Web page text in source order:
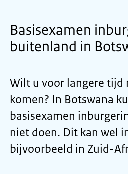
Basisexamen
buitenland in
Wilt u voor langere tijd
komen? In Botswana
basisexamen
niet doen. Dit kan wel
bijvoorbeeld in Zuid-